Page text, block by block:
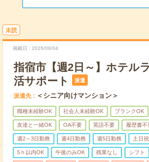
未読
掲載日 2026/08/04
指宿市【週2日～】ホテル
活サポート
派遣
派遣先 ＜シニア向けマンション＞
職種未経験OK 社会人未経験OK ブランクOK
友達と一緒OK OA不要 英語不要 履歴書不
週2～3日勤務 週4日勤務 週5日勤務 土日
5ｈ以内OK 午後のみOK 残業なし シフト